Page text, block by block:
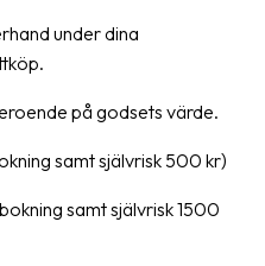
under dina
på godsets värde.
samt självrisk 500 kr)
samt självrisk 1500